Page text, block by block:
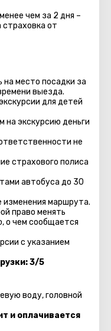
чем за 2 дня –
страховка от
место посадки за
выезда.
для детей
экскурсию деньги
не
страхового полиса
автобуса до 30
маршрута.
право менять
о чем сообщается
с указанием
3/5
воду, головной
и оплачивается